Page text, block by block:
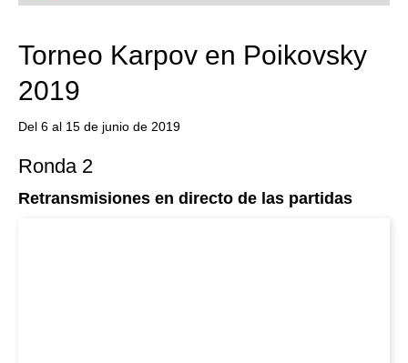
Torneo Karpov en Poikovsky
2019
Del 6 al 15 de junio de 2019
Ronda 2
Retransmisiones en directo de las partidas